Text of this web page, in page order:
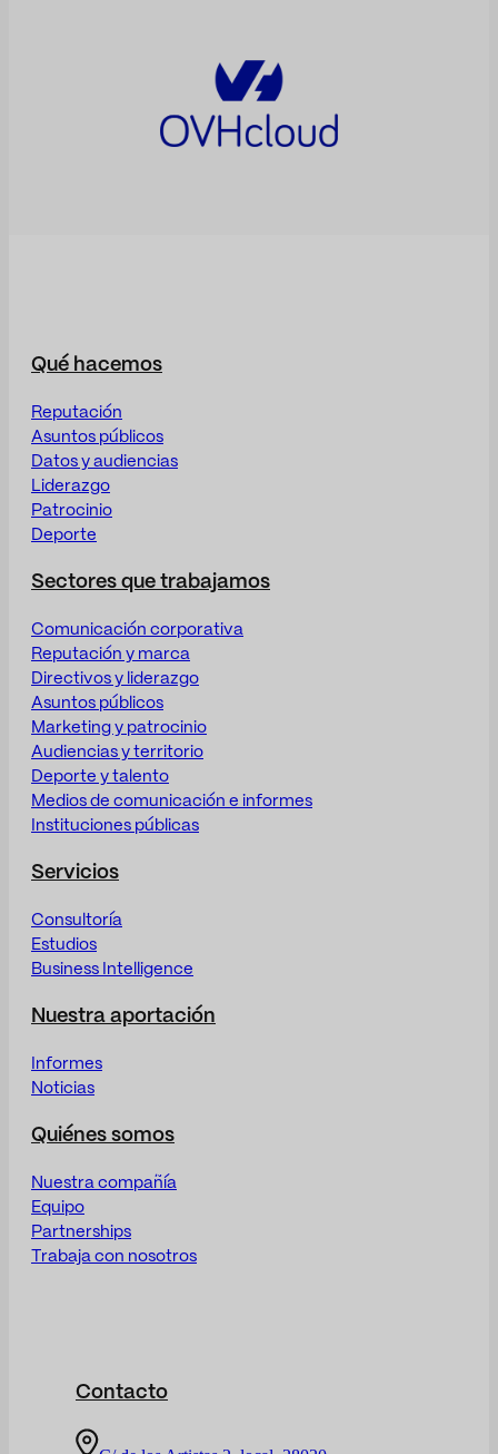
Qué hacemos
Reputación
Asuntos públicos
Datos y audiencias
Liderazgo
Patrocinio
Deporte
Sectores que trabajamos
Comunicación corporativa
Reputación y marca
Directivos y liderazgo
Asuntos públicos
Marketing y patrocinio
Audiencias y territorio
Deporte y talento
Medios de comunicación e informes
Instituciones públicas
Servicios
Consultoría
Estudios
Business Intelligence
Nuestra aportación
Informes
Noticias
Quiénes somos
Nuestra compañía
Equipo
Partnerships
Trabaja con nosotros
Contacto